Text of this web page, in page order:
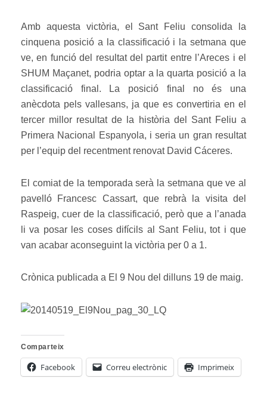
Amb aquesta victòria, el Sant Feliu consolida la
cinquena posició a la classificació i la setmana que
ve, en funció del resultat del partit entre l’Areces i el
SHUM Maçanet, podria optar a la quarta posició a la
classificació final. La posició final no és una
anècdota pels vallesans, ja que es convertiria en el
tercer millor resultat de la història del Sant Feliu a
Primera Nacional Espanyola, i seria un gran resultat
per l’equip del recentment renovat David Cáceres.
El comiat de la temporada serà la setmana que ve al
pavelló Francesc Cassart, que rebrà la visita del
Raspeig, cuer de la classificació, però que a l’anada
li va posar les coses difícils al Sant Feliu, tot i que
van acabar aconseguint la victòria per 0 a 1.
Crònica publicada a El 9 Nou del dilluns 19 de maig.
Comparteix
Facebook Correu electrònic Imprimeix